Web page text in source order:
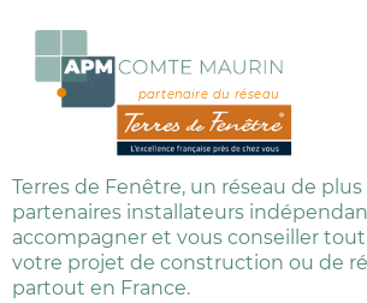
partenaire du réseau
Terres de Fenêtre, un réseau de plus
partenaires installateurs
accompagner et vous conseiller
votre projet de construction ou de
partout en France.